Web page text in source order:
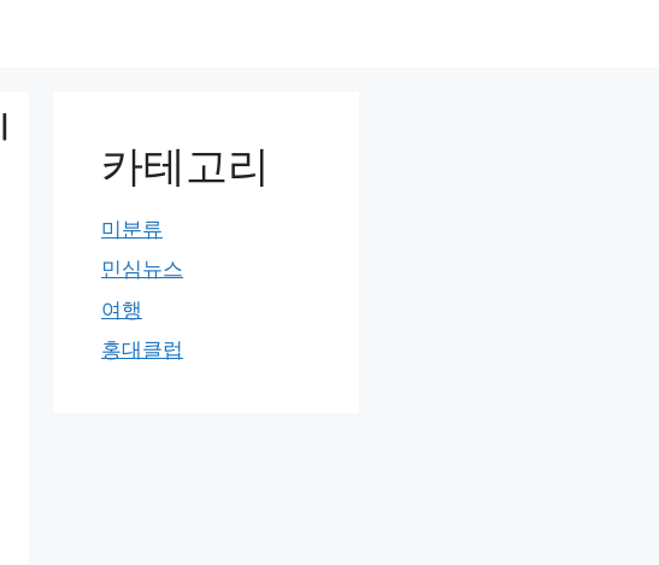
카테고리
미분류
민심뉴스
여행
홍대클럽